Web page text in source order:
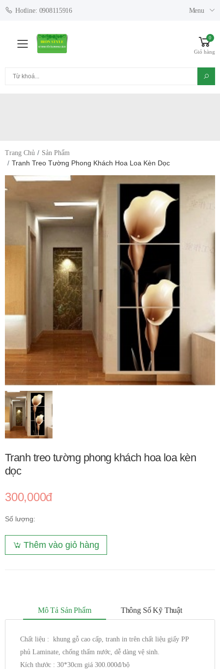
Hotline: 0908115916 Menu
Toggle mobile menu
0
Giỏ hàng
Trang Chủ Sản Phẩm
Tranh Treo Tường Phong Khách Hoa Loa Kèn Dọc
Tranh treo tường phong khách hoa loa kèn
dọc
300,000đ
Số lượng:
Thêm vào giỏ hàng
Mô Tả Sản Phẩm Thông Số Kỹ Thuật
Chất liệu : khung gỗ cao cấp, tranh in trên chất liệu giấy PP
phủ Laminate, chống thấm nước, dễ dàng vệ sinh.
Kích thước : 30*30cm giá 300.000đ/bộ